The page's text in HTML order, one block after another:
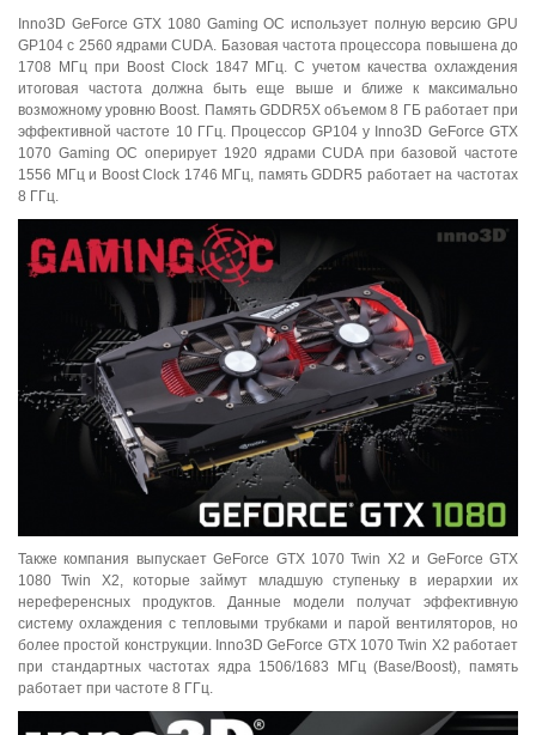
Inno3D GeForce GTX 1080 Gaming OC использует полную версию GPU
GP104 с 2560 ядрами CUDA. Базовая частота процессора повышена до
1708 МГц при Boost Clock 1847 МГц. С учетом качества охлаждения
итоговая частота должна быть еще выше и ближе к максимально
возможному уровню Boost. Память GDDR5X объемом 8 ГБ работает при
эффективной частоте 10 ГГц. Процессор GP104 у Inno3D GeForce GTX
1070 Gaming OC оперирует 1920 ядрами CUDA при базовой частоте
1556 МГц и Boost Clock 1746 МГц, память GDDR5 работает на частотах
8 ГГц.
Также компания выпускает GeForce GTX 1070 Twin X2 и GeForce GTX
1080 Twin X2, которые займут младшую ступеньку в иерархии их
нереференсных продуктов. Данные модели получат эффективную
систему охлаждения с тепловыми трубками и парой вентиляторов, но
более простой конструкции. Inno3D GeForce GTX 1070 Twin X2 работает
при стандартных частотах ядра 1506/1683 МГц (Base/Boost), память
работает при частоте 8 ГГц.